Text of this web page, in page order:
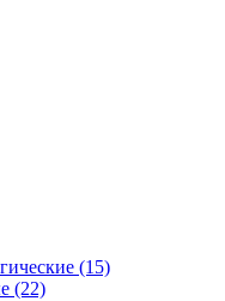
(15)
(22)